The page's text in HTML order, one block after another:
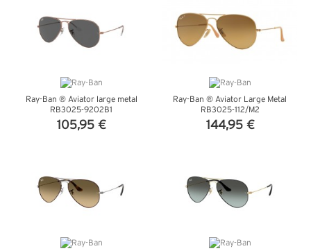
Ray-Ban ® Aviator large metal
RB3025-9202B1
105,95 €
Ray-Ban ® Aviator Large Metal
RB3025-112/M2
144,95 €